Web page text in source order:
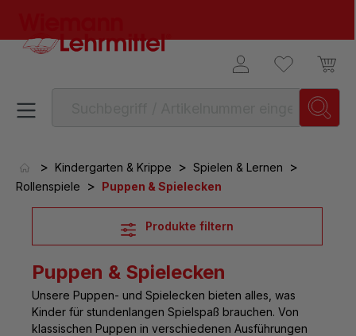
> Kindergarten & Krippe > Spielen & Lernen >
Rollenspiele > Puppen & Spielecken
Produkte filtern
Puppen & Spielecken
Unsere Puppen- und Spielecken bieten alles, was
Kinder für stundenlangen Spielspaß brauchen. Von
klassischen Puppen in verschiedenen Ausführungen